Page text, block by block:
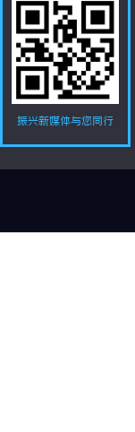
振兴新媒体与您同行